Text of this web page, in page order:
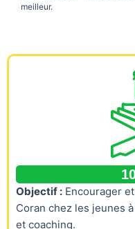
meilleur.
Objectif : Encourager
Coran chez les jeunes
et coaching.